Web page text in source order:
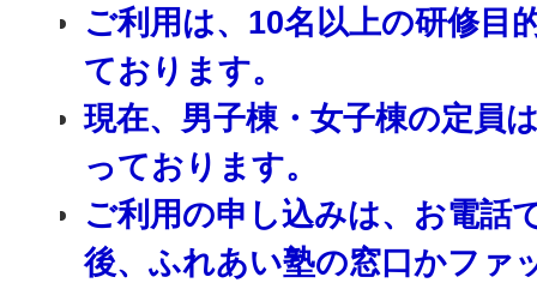
ご利用は、10名以上の研修目
ております。
現在、男子棟・女子棟の定員
っております。
ご利用の申し込みは、お電話
後、ふれあい塾の窓口かファ